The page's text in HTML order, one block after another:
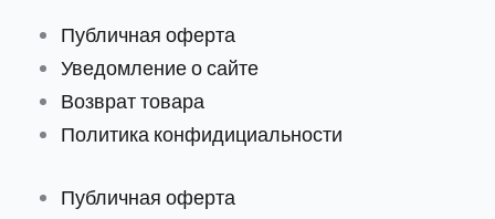
Публичная оферта
Уведомление о сайте
Возврат товара
Политика конфидициальности
Публичная оферта